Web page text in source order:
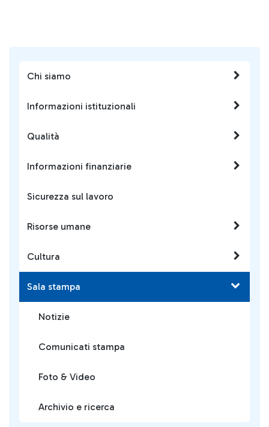
Chi siamo
Informazioni istituzionali
Qualità
Informazioni finanziarie
Sicurezza sul lavoro
Risorse umane
Cultura
Sala stampa
Notizie
Comunicati stampa
Foto & Video
Archivio e ricerca